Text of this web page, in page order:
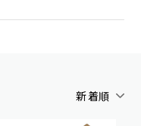
新着順